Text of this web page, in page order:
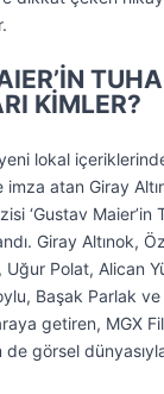
KİMLER?
yeni lokal
imza atan Giray
‘Gustav Maier’in
Giray Altınok,
Uğur Polat, Alican
Başak Parlak
getiren, MGX
de görsel